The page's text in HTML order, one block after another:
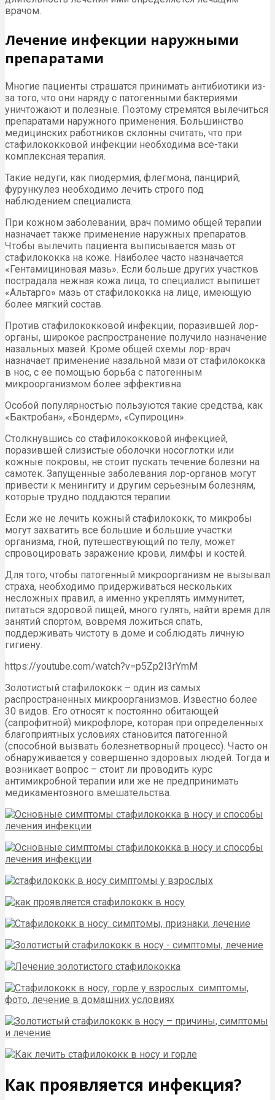
врачом.
Лечение инфекции наружными
препаратами
Многие пациенты страшатся принимать антибиотики из-
за того, что они наряду с патогенными бактериями
уничтожают и полезные. Поэтому стремятся вылечиться
препаратами наружного применения. Большинство
медицинских работников склонны считать, что при
стафилококковой инфекции необходима все-таки
комплексная терапия.
Такие недуги, как пиодермия, флегмона, панцирий,
фурункулез необходимо лечить строго под
наблюдением специалиста.
При кожном заболевании, врач помимо общей терапии
назначает также применение наружных препаратов.
Чтобы вылечить пациента выписывается мазь от
стафилококка на коже. Наиболее часто назначается
«Гентамициновая мазь». Если больше других участков
пострадала нежная кожа лица, то специалист выпишет
«Альтарго» мазь от стафилококка на лице, имеющую
более мягкий состав.
Против стафилококковой инфекции, поразившей лор-
органы, широкое распространение получило назначение
назальных мазей. Кроме общей схемы лор-врач
назначает применение назальной мази от стафилококка
в нос, с ее помощью борьба с патогенным
микроорганизмом более эффективна.
Особой популярностью пользуются такие средства, как
«Бактробан», «Бондерм», «Супироцин».
Столкнувшись со стафилококковой инфекцией,
поразившей слизистые оболочки носоглотки или
кожные покровы, не стоит пускать течение болезни на
самотек. Запущенные заболевания лор-органов могут
привести к менингиту и другим серьезным болезням,
которые трудно поддаются терапии.
Если же не лечить кожный стафилококк, то микробы
могут захватить все большие и большие участки
организма, гной, путешествующий по телу, может
спровоцировать заражение крови, лимфы и костей.
Для того, чтобы патогенный микроорганизм не вызывал
страха, необходимо придерживаться нескольких
несложных правил, а именно укреплять иммунитет,
питаться здоровой пищей, много гулять, найти время для
занятий спортом, вовремя ложиться спать,
поддерживать чистоту в доме и соблюдать личную
гигиену.
https://youtube.com/watch?v=p5Zp2I3rYmM
Золотистый стафилококк – один из самых
распространенных микроорганизмов. Известно более
30 видов. Его относят к постоянно обитающей
(сапрофитной) микрофлоре, которая при определенных
благоприятных условиях становится патогенной
(способной вызвать болезнетворный процесс). Часто он
обнаруживается у совершенно здоровых людей. Тогда и
возникает вопрос – стоит ли проводить курс
антимикробной терапии или же не предпринимать
медикаментозного вмешательства.
Как проявляется инфекция?